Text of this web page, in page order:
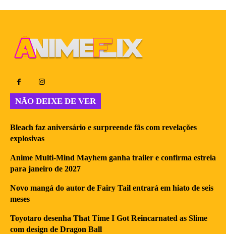
NÃO DEIXE DE VER
Bleach faz aniversário e surpreende fãs com revelações
explosivas
Anime Multi-Mind Mayhem ganha trailer e confirma estreia
para janeiro de 2027
Novo mangá do autor de Fairy Tail entrará em hiato de seis
meses
Toyotaro desenha That Time I Got Reincarnated as Slime
com design de Dragon Ball